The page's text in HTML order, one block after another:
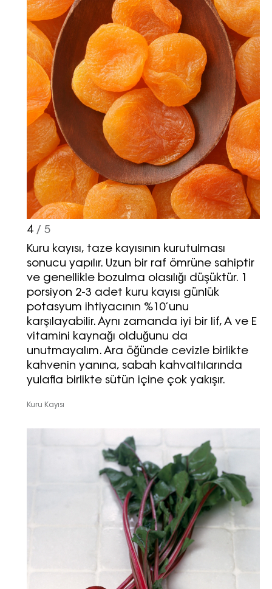
işlenmesine açık rıza veriyorum.
KAYDET KAPAT
4/ 5
Kuru kayısı, taze kayısının kurutulması
sonucu yapılır. Uzun bir raf ömrüne sahiptir
ve genellikle bozulma olasılığı düşüktür. 1
porsiyon 2-3 adet kuru kayısı günlük
potasyum ihtiyacının %10’unu
karşılayabilir. Aynı zamanda iyi bir lif, A ve E
vitamini kaynağı olduğunu da
unutmayalım. Ara öğünde cevizle birlikte
kahvenin yanına, sabah kahvaltılarında
yulafla birlikte sütün içine çok yakışır.
Kuru Kayısı